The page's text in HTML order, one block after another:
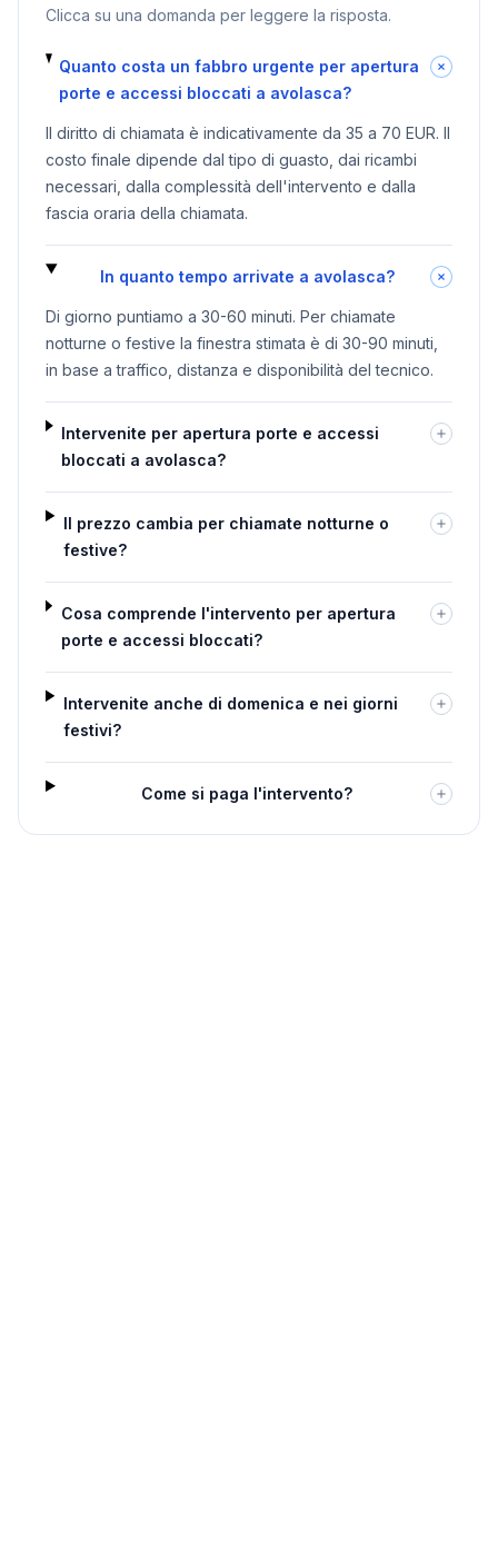
Clicca su una domanda per leggere la risposta.
Quanto costa un fabbro urgente per apertura
porte e accessi bloccati a avolasca?
Il diritto di chiamata è indicativamente da 35 a 70 EUR. Il
costo finale dipende dal tipo di guasto, dai ricambi
necessari, dalla complessità dell'intervento e dalla
fascia oraria della chiamata.
In quanto tempo arrivate a avolasca?
Di giorno puntiamo a 30-60 minuti. Per chiamate
notturne o festive la finestra stimata è di 30-90 minuti,
in base a traffico, distanza e disponibilità del tecnico.
Intervenite per apertura porte e accessi
bloccati a avolasca?
Il prezzo cambia per chiamate notturne o
festive?
Cosa comprende l'intervento per apertura
porte e accessi bloccati?
Intervenite anche di domenica e nei giorni
festivi?
Come si paga l'intervento?